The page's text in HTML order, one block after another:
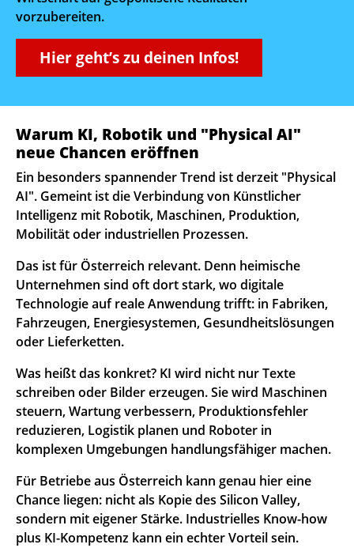
vorzubereiten.
Hier geht’s zu deinen Infos!
Warum KI, Robotik und "Physical AI"
neue Chancen eröffnen
Ein besonders spannender Trend ist derzeit "Physical
AI". Gemeint ist die Verbindung von Künstlicher
Intelligenz mit Robotik, Maschinen, Produktion,
Mobilität oder industriellen Prozessen.
Das ist für Österreich relevant. Denn heimische
Unternehmen sind oft dort stark, wo digitale
Technologie auf reale Anwendung trifft: in Fabriken,
Fahrzeugen, Energiesystemen, Gesundheitslösungen
oder Lieferketten.
Was heißt das konkret? KI wird nicht nur Texte
schreiben oder Bilder erzeugen. Sie wird Maschinen
steuern, Wartung verbessern, Produktionsfehler
reduzieren, Logistik planen und Roboter in
komplexen Umgebungen handlungsfähiger machen.
Für Betriebe aus Österreich kann genau hier eine
Chance liegen: nicht als Kopie des Silicon Valley,
sondern mit eigener Stärke. Industrielles Know-how
plus KI-Kompetenz kann ein echter Vorteil sein.